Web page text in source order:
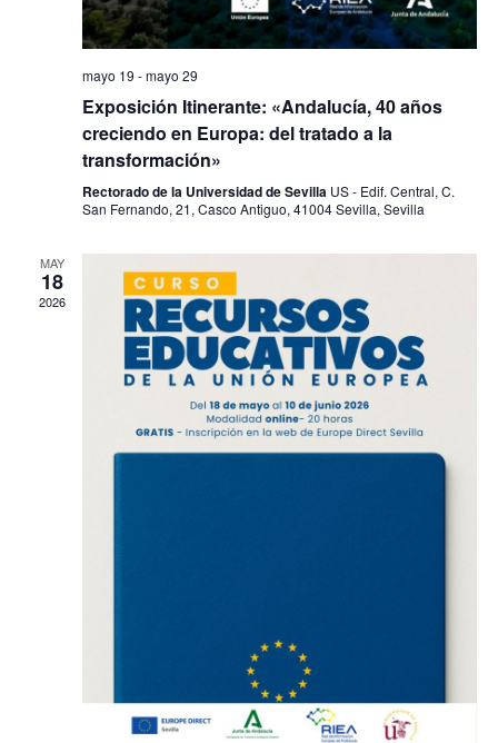
mayo 19 -mayo 29
Exposición Itinerante: «Andalucía, 40 años
creciendo en Europa: del tratado a la
transformación»
Rectorado de la Universidad de Sevilla US - Edif. Central, C.
San Fernando, 21, Casco Antiguo, 41004 Sevilla, Sevilla
MAY
18
2026